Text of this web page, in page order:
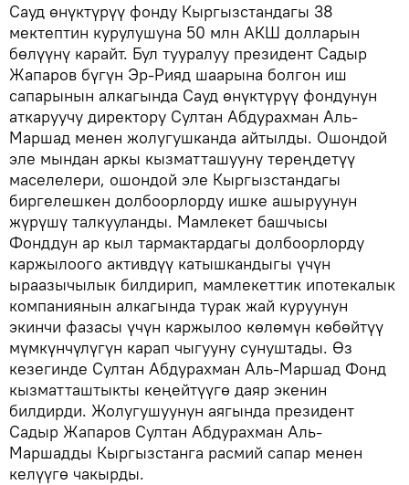
Сауд өнүктүрүү фонду Кыргызстандагы 38
мектептин курулушуна 50 млн АКШ долларын
бөлүүнү карайт. Бул тууралуу президент Садыр
Жапаров бүгүн Эр-Рияд шаарына болгон иш
сапарынын алкагында Сауд өнүктүрүү фондунун
аткаруучу директору Султан Абдурахман Аль-
Маршад менен жолугушканда айтылды. Ошондой
эле мындан аркы кызматташууну тереңдетүү
маселелери, ошондой эле Кыргызстандагы
биргелешкен долбоорлорду ишке ашыруунун
жүрүшү талкууланды. Мамлекет башчысы
Фонддун ар кыл тармактардагы долбоорлорду
каржылоого активдүү катышкандыгы үчүн
ыраазычылык билдирип, мамлекеттик ипотекалык
компаниянын алкагында турак жай куруунун
экинчи фазасы үчүн каржылоо көлөмүн көбөйтүү
мүмкүнчүлүгүн карап чыгууну сунуштады. Өз
кезегинде Султан Абдурахман Аль-Маршад Фонд
кызматташтыкты кеңейтүүгө даяр экенин
билдирди. Жолугушуунун аягында президент
Садыр Жапаров Султан Абдурахман Аль-
Маршадды Кыргызстанга расмий сапар менен
келүүгө чакырды.